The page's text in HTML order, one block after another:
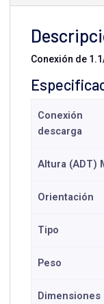
Conexión de
Conexión
descarga
Altura (ADT)
Orientación
Tipo
Peso
Dimensiones